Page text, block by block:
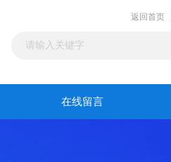
返回首页
在线留言